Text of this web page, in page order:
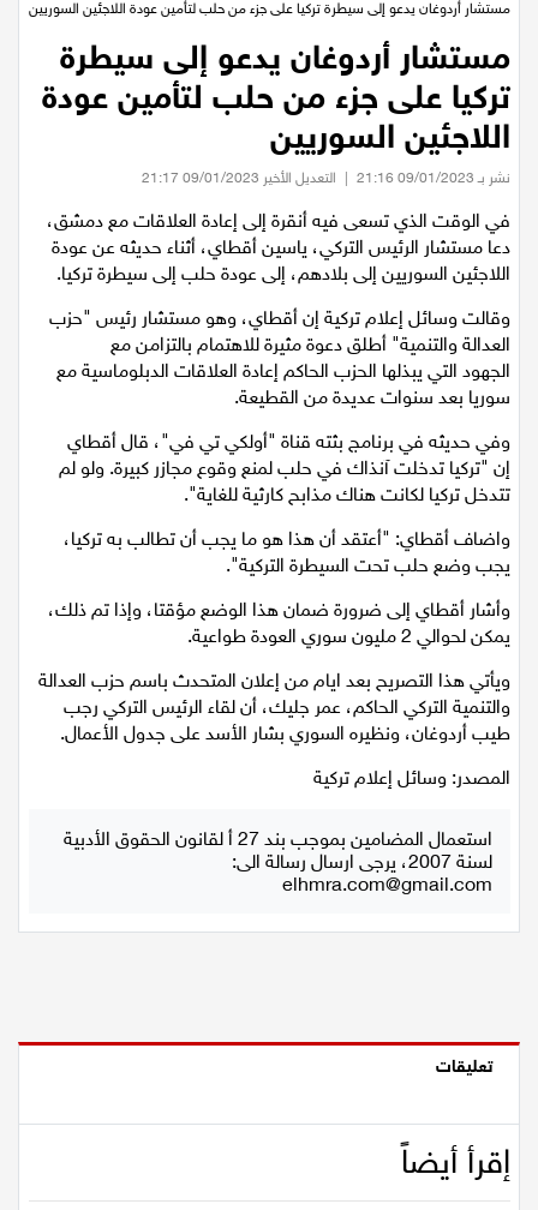
عيلبون
دير حنا
سخنين
عرابة
اخبار عالمية
رياضة
رياضة محلية
رياضة عالمية
تقارير خاصة
اقتصاد
مقالات
مطبخ
صحة وطب
جمال وازياء
الرئيسية / عالميات
/
مستشار أردوغان يدعو إلى سيطرة
تركيا على جزء من حلب لتأمين عودة
اللاجئين السوريين
في الوقت الذي تسعى فيه أنقرة إلى إعادة العلاقات مع دمشق،
دعا مستشار الرئيس التركي، ياسين أقطاي، أثناء حديثه عن عودة
وقالت وسائل إعلام تركية إن أقطاي، وهو مستشار رئيس "حزب
العدالة والتنمية" أطلق دعوة مثيرة للاهتمام بالتزامن مع
الجهود التي يبذلها الحزب الحاكم إعادة العلاقات الدبلوماسية مع
وفي حديثه في برنامج بثته قناة "أولكي تي في"، قال أقطاي
إن "تركيا تدخلت آنذاك في حلب لمنع وقوع مجازر كبيرة. ولو لم
واضاف أقطاي: "أعتقد أن هذا هو ما يجب أن تطالب به تركيا،
وأشار أقطاي إلى ضرورة ضمان هذا الوضع مؤقتا، وإذا تم ذلك،
ويأتي هذا التصريح بعد ايام من إعلان المتحدث باسم حزب العدالة
والتنمية التركي الحاكم، عمر جليك، أن لقاء الرئيس التركي رجب
استعمال المضامين بموجب بند 27 أ لقانون الحقوق الأدبية
لسنة 2007، يرجى ارسال رسالة الى:
إقرأ أيضاً